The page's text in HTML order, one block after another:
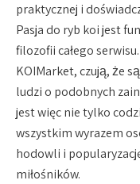
praktycznej i
Pasja do ryb koi jest
filozofii całego
KOIMarket, czują, że
ludzi o podobnych
jest więc nie tylko
wszystkim wyrazem
hodowli i
miłośników.